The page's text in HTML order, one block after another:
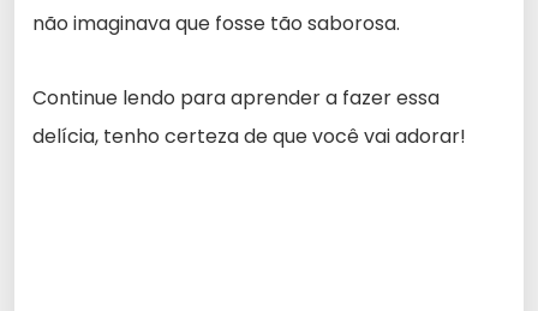
não imaginava que fosse tão saborosa.
Continue lendo para aprender a fazer essa
delícia, tenho certeza de que você vai adorar!